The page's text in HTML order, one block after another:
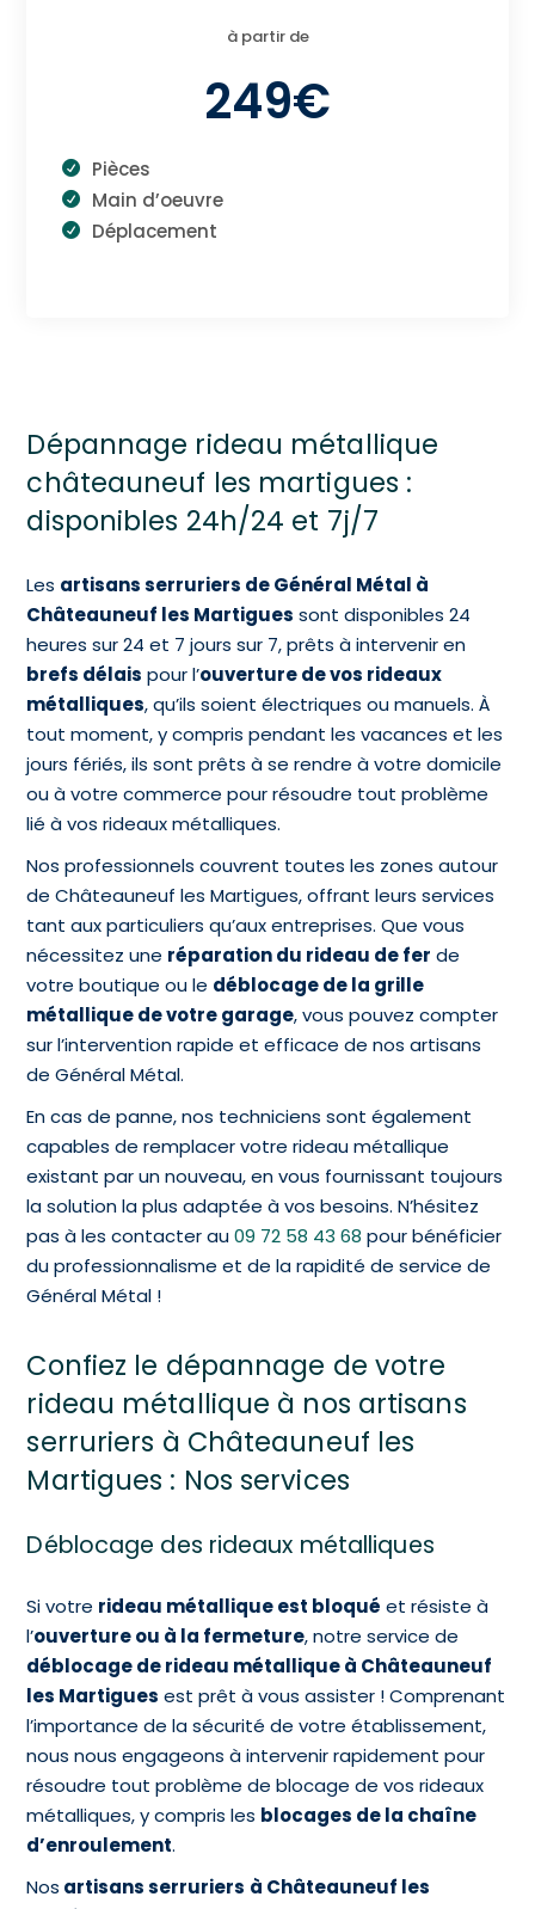
à partir de
249€
Pièces
Main d’oeuvre
Déplacement
Dépannage rideau métallique
châteauneuf les martigues :
disponibles 24h/24 et 7j/7
Les artisans serruriers de Général Métal à
Châteauneuf les Martigues sont disponibles 24
heures sur 24 et 7 jours sur 7, prêts à intervenir en
brefs délais pour l’ouverture de vos rideaux
métalliques, qu’ils soient électriques ou manuels. À
tout moment, y compris pendant les vacances et les
jours fériés, ils sont prêts à se rendre à votre domicile
ou à votre commerce pour résoudre tout problème
lié à vos rideaux métalliques.
Nos professionnels couvrent toutes les zones autour
de Châteauneuf les Martigues, offrant leurs services
tant aux particuliers qu’aux entreprises. Que vous
nécessitez une réparation du rideau de fer de
votre boutique ou le déblocage de la grille
métallique de votre garage, vous pouvez compter
sur l’intervention rapide et efficace de nos artisans
de Général Métal.
En cas de panne, nos techniciens sont également
capables de remplacer votre rideau métallique
existant par un nouveau, en vous fournissant toujours
la solution la plus adaptée à vos besoins. N’hésitez
pas à les contacter au09 72 58 43 68 pour bénéficier
du professionnalisme et de la rapidité de service de
Général Métal !
Confiez le dépannage de votre
rideau métallique à nos artisans
serruriers à Châteauneuf les
Martigues : Nos services
Déblocage des rideaux métalliques
Si votre rideau métallique est bloqué et résiste à
l’ouverture ou à la fermeture, notre service de
déblocage de rideau métallique à Châteauneuf
les Martigues est prêt à vous assister ! Comprenant
l’importance de la sécurité de votre établissement,
nous nous engageons à intervenir rapidement pour
résoudre tout problème de blocage de vos rideaux
métalliques, y compris les blocages de la chaîne
d’enroulement.
Nos artisans serruriers à Châteauneuf les